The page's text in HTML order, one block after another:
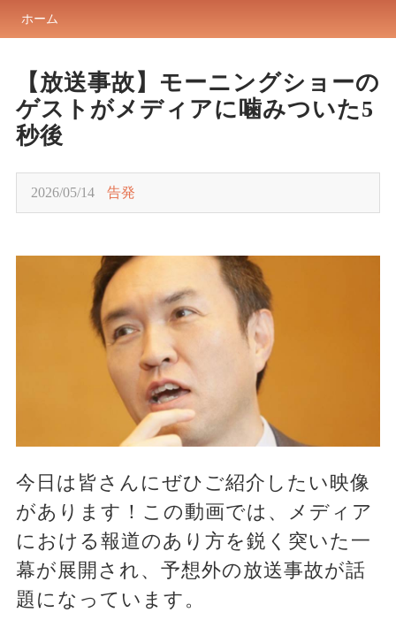
ホーム
【放送事故】モーニングショーの
ゲストがメディアに噛みついた5
秒後
2026/05/14 告発
今日は皆さんにぜひご紹介したい映像
があります！この動画では、メディア
における報道のあり方を鋭く突いた一
幕が展開され、予想外の放送事故が話
題になっています。